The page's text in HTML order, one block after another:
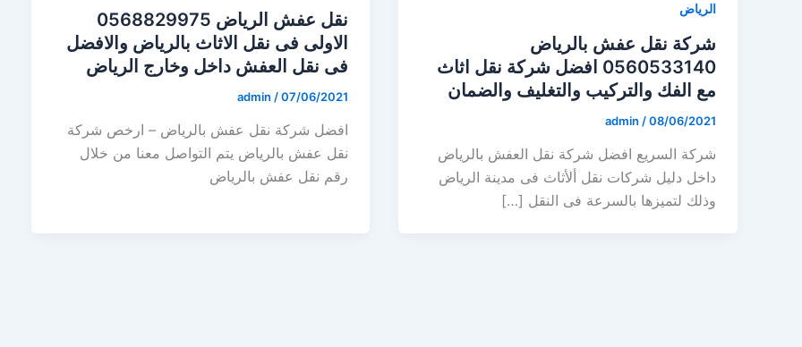
الرياض
شركة نقل عفش بالرياض
0560533140 افضل شركة نقل اثاث
مع الفك والتركيب والتغليف والضمان
admin /08/06/2021
شركة السريع افضل شركة نقل العفش بالرياض
داخل دليل شركات نقل ألأثاث فى مدينة الرياض
وذلك لتميزها بالسرعة فى النقل […]
نقل عفش الرياض 0568829975
الاولى فى نقل الاثاث بالرياض والافضل
فى نقل العفش داخل وخارج الرياض
admin /07/06/2021
افضل شركة نقل عفش بالرياض – ارخص شركة
نقل عفش بالرياض يتم التواصل معنا من خلال
رقم نقل عفش بالرياض